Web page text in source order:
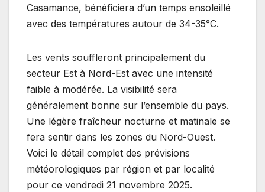
Casamance, bénéficiera d’un temps ensoleillé
avec des températures autour de 34-35°C.
Les vents souffleront principalement du
secteur Est à Nord-Est avec une intensité
faible à modérée. La visibilité sera
généralement bonne sur l’ensemble du pays.
Une légère fraîcheur nocturne et matinale se
fera sentir dans les zones du Nord-Ouest.
Voici le détail complet des prévisions
météorologiques par région et par localité
pour ce vendredi 21 novembre 2025.